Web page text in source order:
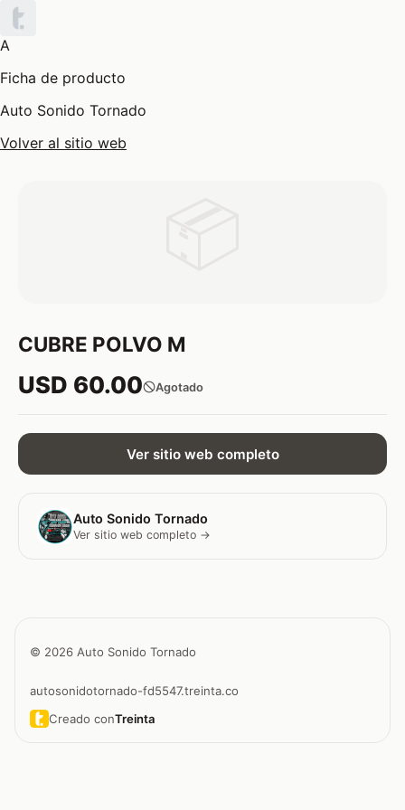
A
Ficha de producto
Auto Sonido Tornado
Volver al sitio web
CUBRE POLVO M
USD 60.00 Agotado
Ver sitio web completo
Auto Sonido Tornado
Ver sitio web completo →
© 2026 Auto Sonido Tornado
autosonidotornado-fd5547.treinta.co
Creado conTreinta